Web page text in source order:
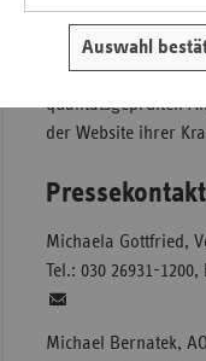
Auswahl
im „Leitfaden
Anerkennung von
Krankenkassen
qualitätsgeprüften
der Website ihrer
Michaela Gottfried,
Tel.: 030 26931-
Michael Bernatek,